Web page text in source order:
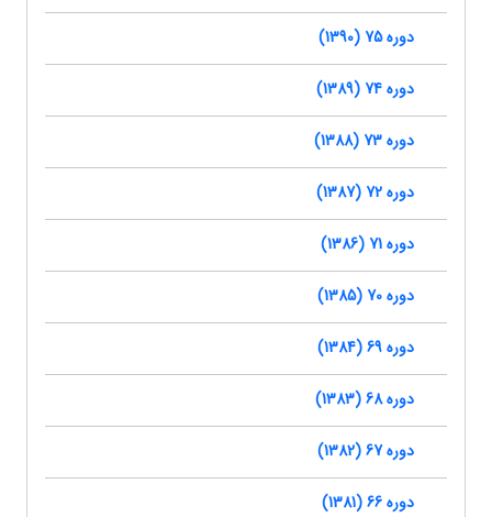
دوره 75 (1390)
دوره 74 (1389)
دوره 73 (1388)
دوره 72 (1387)
دوره 71 (1386)
دوره 70 (1385)
دوره 69 (1384)
دوره 68 (1383)
دوره 67 (1382)
دوره 66 (1381)